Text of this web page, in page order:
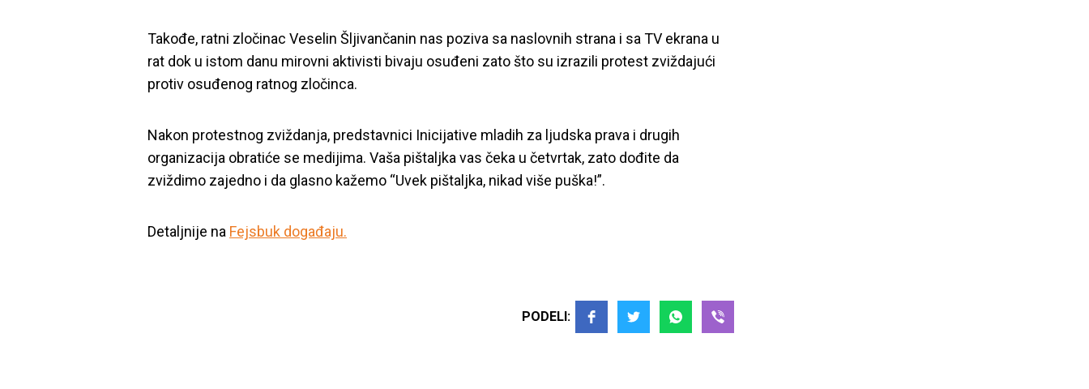
Takođe, ratni zločinac Veselin Šljivančanin nas poziva sa naslovnih strana i sa TV ekrana u
rat dok u istom danu mirovni aktivisti bivaju osuđeni zato što su izrazili protest zviždajući
protiv osuđenog ratnog zločinca.
Nakon protestnog zviždanja, predstavnici Inicijative mladih za ljudska prava i drugih
organizacija obratiće se medijima. Vaša pištaljka vas čeka u četvrtak, zato dođite da
zviždimo zajedno i da glasno kažemo “Uvek pištaljka, nikad više puška!”.
Detaljnije na Fejsbuk događaju.
PODELI: